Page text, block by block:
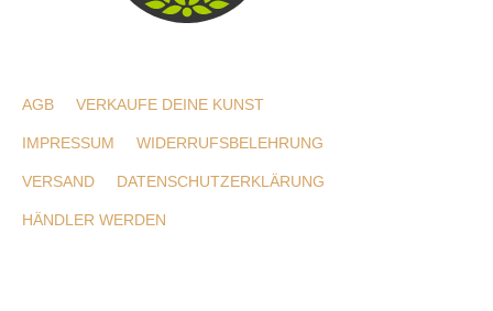
AGB VERKAUFE DEINE KUNST
IMPRESSUM WIDERRUFSBELEHRUNG
VERSAND DATENSCHUTZERKLÄRUNG
HÄNDLER WERDEN